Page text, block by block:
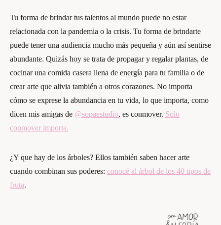
Tu forma de brindar tus talentos al mundo puede no estar
relacionada con la pandemia o la crisis. Tu forma de brindarte
puede tener una audiencia mucho más pequeña y aún así sentirse
abundante. Quizás hoy se trata de propagar y regalar plantas, de
cocinar una comida casera llena de energía para tu familia o de
crear arte que alivia también a otros corazones. No importa
cómo se exprese la abundancia en tu vida, lo que importa, como
dicen mis amigas de @sopaestudio, es conmover. Solo
conmover importa.
¿Y que hay de los árboles? Ellos también saben hacer arte
cuando combinan sus poderes: conocé al árbol de los 40 tipos de
fruta.